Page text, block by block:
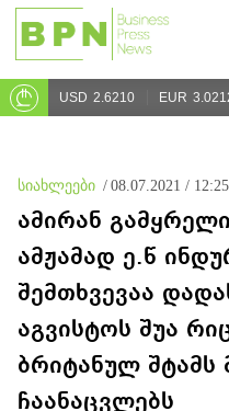
USD 2.6210 EUR
სიახლეები / 08.07.2021 / 12:25
ამირან
ამჟამად ე.წ
შემთხვევაა
აგვისტოს შუა
ბრიტანულ შტამს
ჩაანაცვლებს